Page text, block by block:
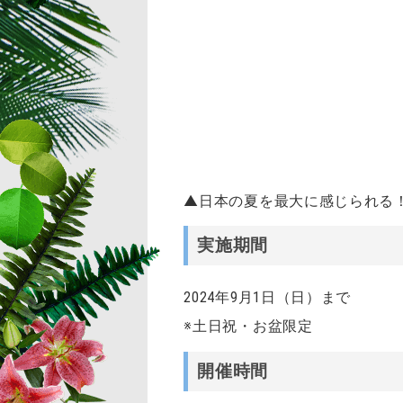
▲日本の夏を最大に感じられる
実施期間
2024年9 月1日（日）
まで
※土日祝・お盆限定
開催時間